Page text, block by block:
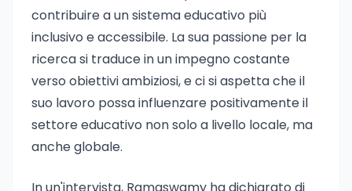
contribuire a un sistema educativo più
inclusivo e accessibile. La sua passione per la
ricerca si traduce in un impegno costante
verso obiettivi ambiziosi, e ci si aspetta che il
suo lavoro possa influenzare positivamente il
settore educativo non solo a livello locale, ma
anche globale.